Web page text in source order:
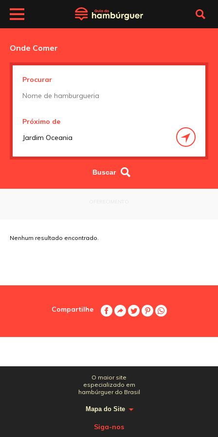
Onde Comer
Procurar
Próximo de
Nenhum resultado encontrado.
Compartilhe
O maior site
especializado em
hambúrguer do Brasil
Mapa do Site
Siga-nos